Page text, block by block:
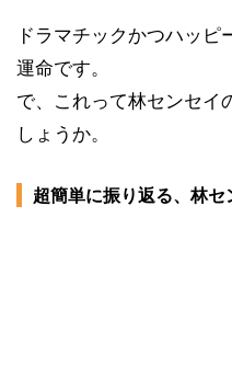
ドラマチックかつハッ
運命です。
で、これって林センセイ
しょうか。
超簡単に振り返る、林セ